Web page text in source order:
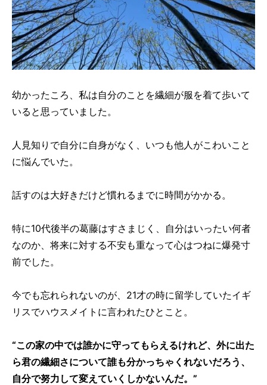
幼かったころ、私は自分のことを繊細が服を着て歩いて
いると思っていました。
人見知りで自分に自身がなく、いつも他人がこわいこと
に悩んでいた。
話すのは大好きだけど慣れるまでに時間がかかる。
特に10代後半の葛藤はすさまじく、自分はいったい何者
なのか、将来に対する不安も重なって心はつねに爆発寸
前でした。
今でも忘れられないのが、21才の時に留学していたイギ
リスでハウスメイトに言われたひとこと。
“この家の中では誰かに守ってもらえるけれど、外に出た
ら君の繊細さについて誰も分かっちゃくれないだろう、
自分で努力して変えていくしかないんだ。”